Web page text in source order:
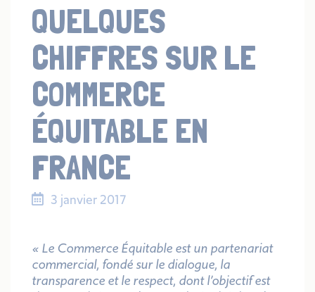
QUELQUES
CHIFFRES SUR LE
COMMERCE
ÉQUITABLE EN
FRANCE
3 janvier 2017
« Le Commerce Équitable est un partenariat
commercial, fondé sur le dialogue, la
transparence et le respect, dont l’objectif est